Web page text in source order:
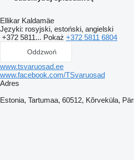
Ellikar Kaldamäe
Języki: rosyjski, estoński, angielski
+372 5811... Pokaż +372 5811 6804
Oddzwoń
www.tsvaruosad.ee
www.facebook.com/TSvaruosad
Adres
Estonia, Tartumaa, 60512, Kõrveküla,